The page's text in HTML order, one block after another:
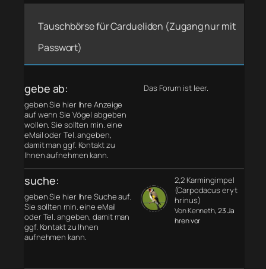
Tauschbörse für Cardueliden (Zugang nur mit
Passwort)
gebe ab:
geben Sie hier Ihre Anzeige
auf wenn Sie Vögel abgeben
wollen. Sie sollten min. eine
eMail oder Tel. angeben,
damit man ggf. Kontakt zu
Ihnen aufnehmen kann.
Das Forum ist leer.
suche:
geben Sie hier Ihre Suche auf.
Sie sollten min. eine eMail
oder Tel. angeben, damit man
ggf. Kontakt zu Ihnen
aufnehmen kann.
2,2 Karmingimpel
(Carpodacus eryt
hrinus)
Von Kenneth, 23 Ja
hren vor